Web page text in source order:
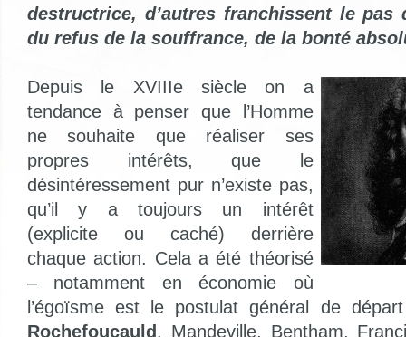
destructrice, d’autres franchissent le pas
du refus de la souffrance, de la bonté
Depuis le XVIIIe siècle on a
tendance à penser que l’Homme
ne souhaite que réaliser ses
propres intérêts, que le
désintéressement pur n’existe pas,
qu’il y a toujours un intérêt
(explicite ou caché) derrière
chaque action. Cela a été théorisé
– notamment en économie où
l’égoïsme est le postulat général de
Rochefoucauld , Mandeville, Bentham,